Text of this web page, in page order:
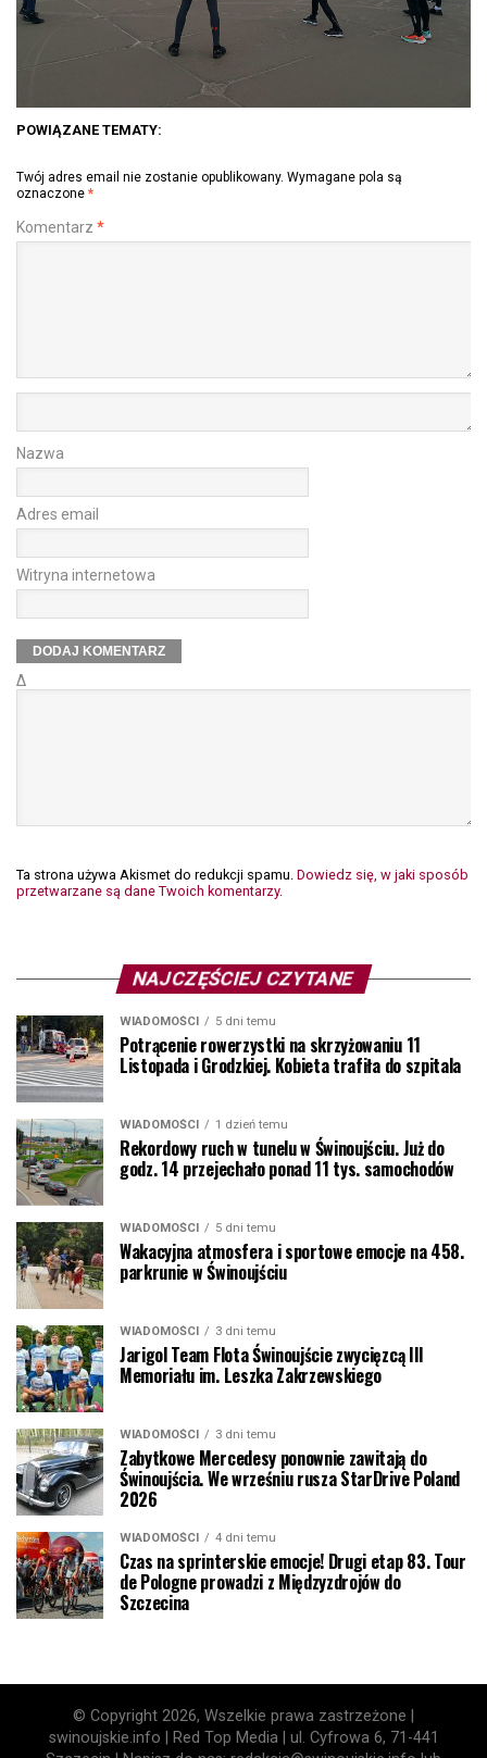
POWIĄZANE TEMATY:
Twój adres email nie zostanie opublikowany. Wymagane pola są
oznaczone *
Komentarz *
Nazwa
Adres email
Witryna internetowa
Δ
Ta strona używa Akismet do redukcji spamu. Dowiedz się, w jaki sposób
przetwarzane są dane Twoich komentarzy.
NAJCZĘŚCIEJ CZYTANE
WIADOMOŚCI 5 dni temu
Potrącenie rowerzystki na skrzyżowaniu 11
Listopada i Grodzkiej. Kobieta trafiła do szpitala
WIADOMOŚCI 1 dzień temu
Rekordowy ruch w tunelu w Świnoujściu. Już do
godz. 14 przejechało ponad 11 tys. samochodów
WIADOMOŚCI 5 dni temu
Wakacyjna atmosfera i sportowe emocje na 458.
parkrunie w Świnoujściu
WIADOMOŚCI 3 dni temu
Jarigol Team Flota Świnoujście zwycięzcą III
Memoriału im. Leszka Zakrzewskiego
WIADOMOŚCI 3 dni temu
Zabytkowe Mercedesy ponownie zawitają do
Świnoujścia. We wrześniu rusza StarDrive Poland
2026
WIADOMOŚCI 4 dni temu
Czas na sprinterskie emocje! Drugi etap 83. Tour
de Pologne prowadzi z Międzyzdrojów do
Szczecina
© Copyright 2026, Wszelkie prawa zastrzeżone |
swinoujskie.info | Red Top Media | ul. Cyfrowa 6, 71-441